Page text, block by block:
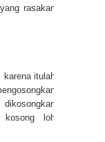
rasakan
itulah
kosong loh